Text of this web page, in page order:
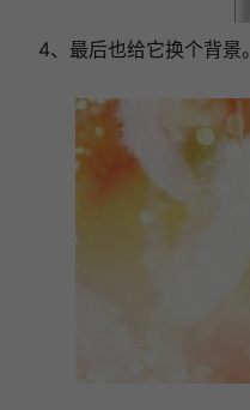
4、最后也给它换个背景。